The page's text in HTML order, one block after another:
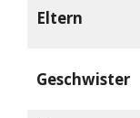
Eltern
Geschwister